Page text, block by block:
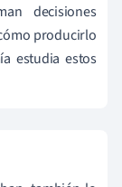
decisiones
producirlo
estudia estos